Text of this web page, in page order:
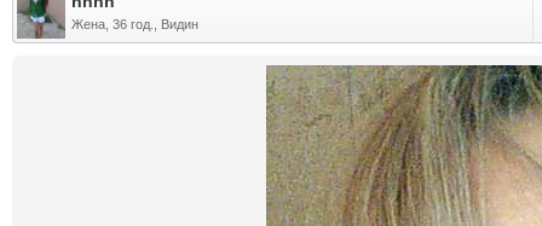
Жена, 36 год., Видин